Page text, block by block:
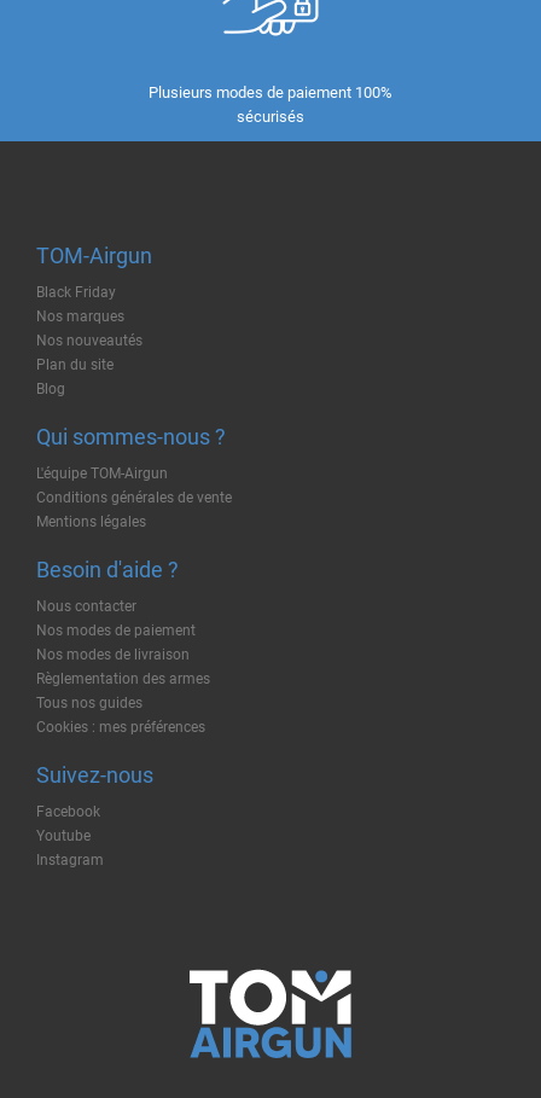
Plusieurs modes de paiement 100%
sécurisés
TOM-Airgun
Black Friday
Nos marques
Nos nouveautés
Plan du site
Blog
Qui sommes-nous ?
L'équipe TOM-Airgun
Conditions générales de vente
Mentions légales
Besoin d'aide ?
Nous contacter
Nos modes de paiement
Nos modes de livraison
Règlementation des armes
Tous nos guides
Cookies : mes préférences
Suivez-nous
Facebook
Youtube
Instagram